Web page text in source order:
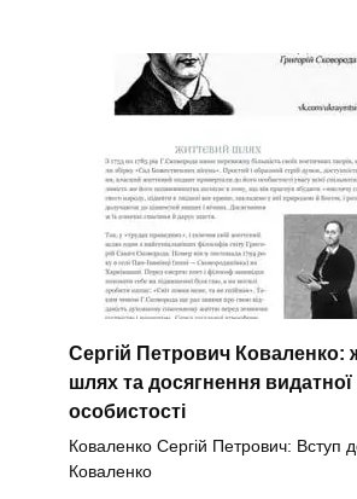
Сергій Петрович Коваленко:
шлях та досягнення видатної
особистості
Коваленко Сергій Петрович: Вступ
Коваленко